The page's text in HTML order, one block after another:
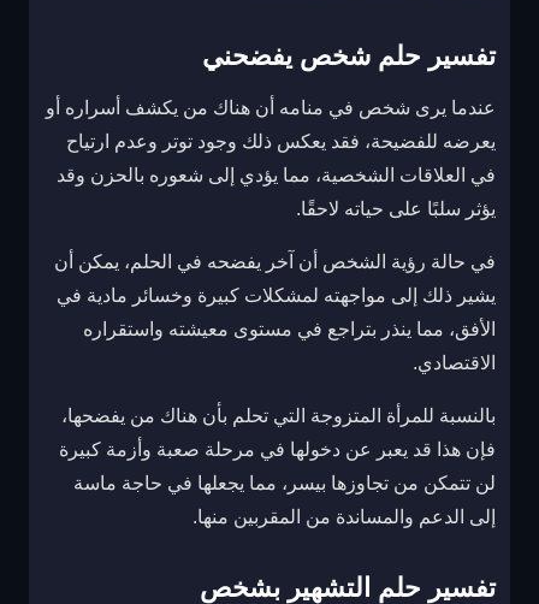
تفسير حلم شخص يفضحني
عندما يرى شخص في منامه أن هناك من يكشف أسراره أو
يعرضه للفضيحة، فقد يعكس ذلك وجود توتر وعدم ارتياح
في العلاقات الشخصية، مما يؤدي إلى شعوره بالحزن وقد
يؤثر سلبًا على حياته لاحقًا.
في حالة رؤية الشخص أن آخر يفضحه في الحلم، يمكن أن
يشير ذلك إلى مواجهته لمشكلات كبيرة وخسائر مادية في
الأفق، مما ينذر بتراجع في مستوى معيشته واستقراره
الاقتصادي.
بالنسبة للمرأة المتزوجة التي تحلم بأن هناك من يفضحها،
فإن هذا قد يعبر عن دخولها في مرحلة صعبة وأزمة كبيرة
لن تتمكن من تجاوزها بيسر، مما يجعلها في حاجة ماسة
إلى الدعم والمساندة من المقربين منها.
تفسير حلم التشهير بشخص